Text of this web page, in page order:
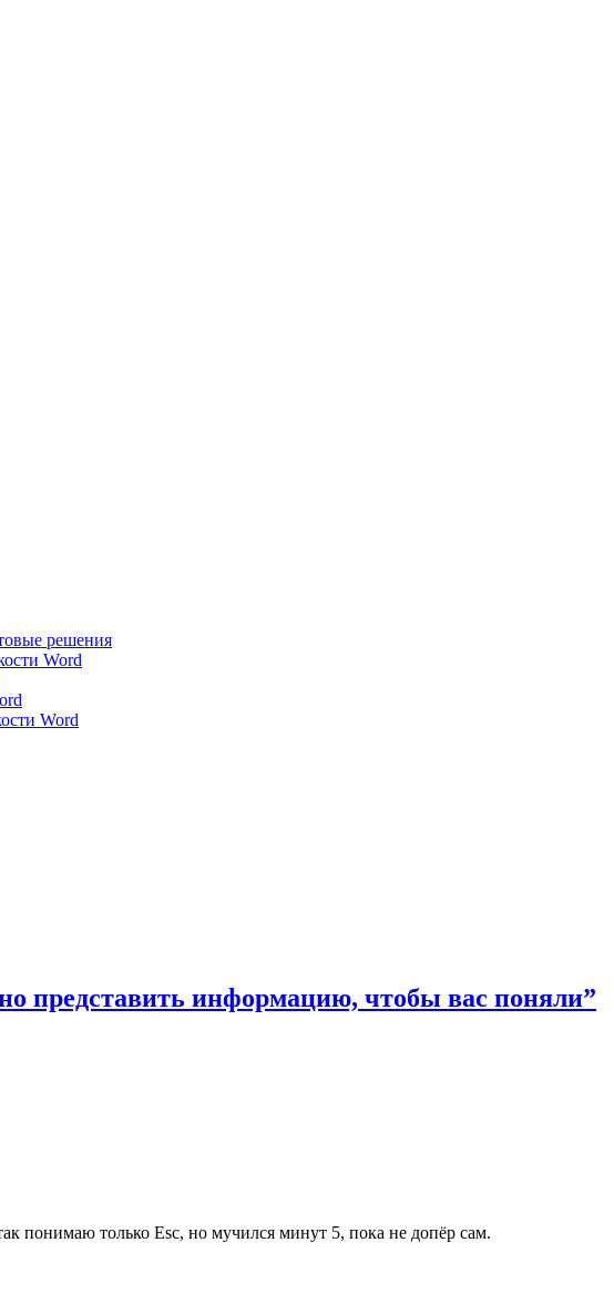
решения
Word
Word
представить информацию, чтобы вас поняли”
понимаю только Esc, но мучился минут 5, пока не допёр сам.